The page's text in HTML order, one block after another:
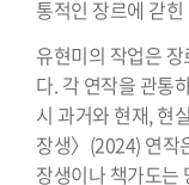
통적인 장르에 갇
유현미의 작업은
다. 각 연작을 관통
시 과거와 현재, 현
장생〉(2024) 연작
장생이나 책가도는